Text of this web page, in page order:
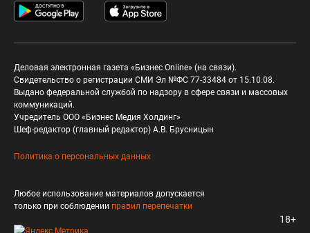
Деловая электронная газета «Бизнес Online» (на связи).
Свидетельство о регистрации СМИ Эл №ФС 77-33484 от 15.10.08.
Выдано федеральной службой по надзору в сфере связи и массовых
коммуникаций.
Учредитель ООО «Бизнес Медия Холдинг»
Шеф-редактор (главный редактор) А.В. Брусницын
Политика о персональных данных
Любое использование материалов допускается
только при соблюдении правил перепечатки
18+